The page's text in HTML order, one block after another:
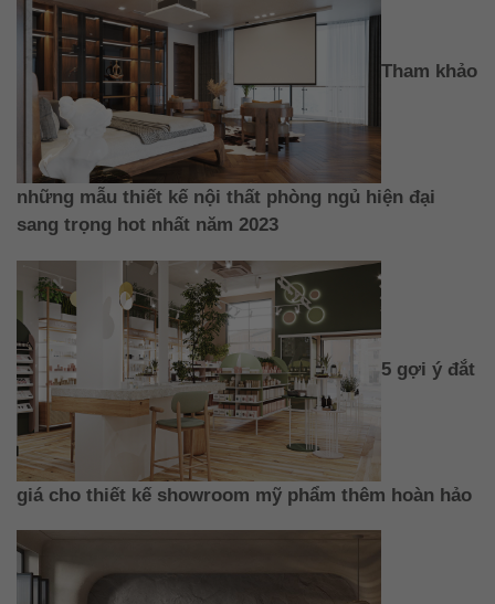
Tham khảo
những mẫu thiết kế nội thất phòng ngủ hiện đại
sang trọng hot nhất năm 2023
5 gợi ý đắt
giá cho thiết kế showroom mỹ phẩm thêm hoàn hảo